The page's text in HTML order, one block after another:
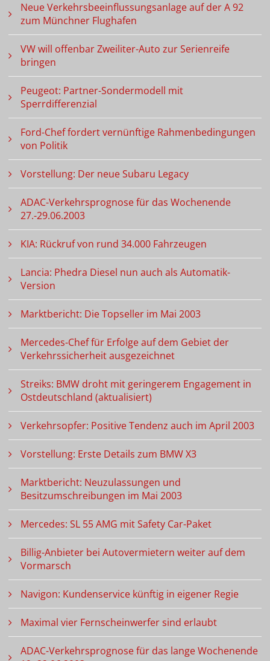
Neue Verkehrsbeeinflussungsanlage auf der A 92
zum Münchner Flughafen
VW will offenbar Zweiliter-Auto zur Serienreife
bringen
Peugeot: Partner-Sondermodell mit
Sperrdifferenzial
Ford-Chef fordert vernünftige Rahmenbedingungen
von Politik
Vorstellung: Der neue Subaru Legacy
ADAC-Verkehrsprognose für das Wochenende
27.-29.06.2003
KIA: Rückruf von rund 34.000 Fahrzeugen
Lancia: Phedra Diesel nun auch als Automatik-
Version
Marktbericht: Die Topseller im Mai 2003
Mercedes-Chef für Erfolge auf dem Gebiet der
Verkehrssicherheit ausgezeichnet
Streiks: BMW droht mit geringerem Engagement in
Ostdeutschland (aktualisiert)
Verkehrsopfer: Positive Tendenz auch im April 2003
Vorstellung: Erste Details zum BMW X3
Marktbericht: Neuzulassungen und
Besitzumschreibungen im Mai 2003
Mercedes: SL 55 AMG mit Safety Car-Paket
Billig-Anbieter bei Autovermietern weiter auf dem
Vormarsch
Navigon: Kundenservice künftig in eigener Regie
Maximal vier Fernscheinwerfer sind erlaubt
ADAC-Verkehrsprognose für das lange Wochenende